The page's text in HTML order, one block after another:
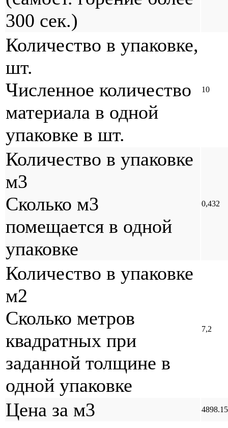
300 сек.)
Количество в упаковке,
шт.
Численное количество
материала в одной
упаковке в шт.
10
Количество в упаковке
м3
Сколько м3
помещается в одной
упаковке
0,432
Количество в упаковке
м2
Сколько метров
квадратных при
заданной толщине в
одной упаковке
7,2
Цена за м3